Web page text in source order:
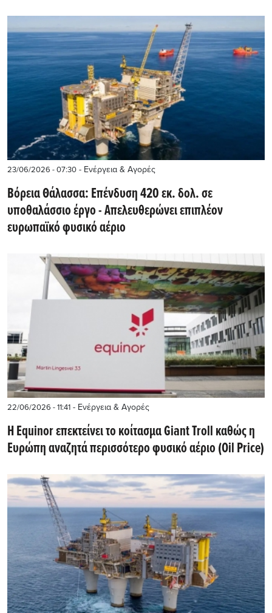
23/06/2026 - 07:30 - Ενέργεια & Αγορές
Βόρεια Θάλασσα: Επένδυση 420 εκ. δολ. σε
υποθαλάσσιο έργο - Απελευθερώνει επιπλέον
ευρωπαϊκό φυσικό αέριο
22/06/2026 - 11:41 - Ενέργεια & Αγορές
Η Equinor επεκτείνει το κοίτασμα Giant Troll καθώς η
Ευρώπη αναζητά περισσότερο φυσικό αέριο (Oil Price)